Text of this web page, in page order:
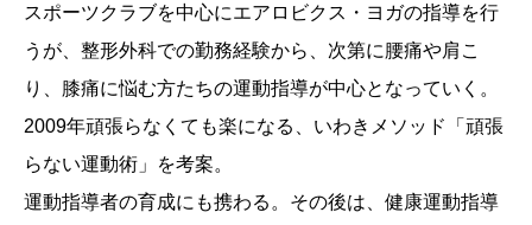
スポーツクラブを中心にエアロビクス・ヨガの指導を行
うが、整形外科での勤務経験から、次第に腰痛や肩こ
り、膝痛に悩む方たちの運動指導が中心となっていく。
2009年頑張らなくても楽になる、いわきメソッド「頑張
らない運動術」を考案。
運動指導者の育成にも携わる。その後は、健康運動指導